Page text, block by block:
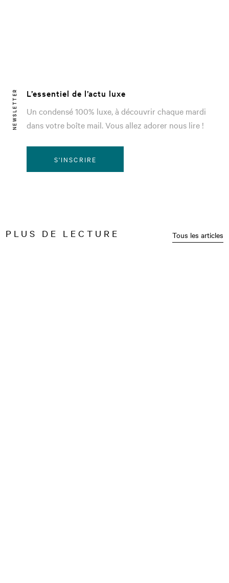
NEWSLETTER
L’essentiel de l’actu luxe
Un condensé 100% luxe, à découvrir chaque mardi
dans votre boîte mail. Vous allez adorer nous lire !
S'INSCRIRE
PLUS DE LECTURE Tous les articles